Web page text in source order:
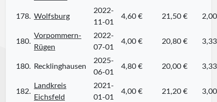
178. Wolfsburg
2022-
11-01
4,60 € 21,50 €
180.
Vorpommern-
Rügen
2022-
07-01
4,00 € 20,80 €
180. Recklinghausen
2025-
06-01
4,80 € 20,00 €
182.
Landkreis
Eichsfeld
2021-
01-01
4,00 € 21,20 €